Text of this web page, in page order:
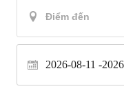
2026-08-11